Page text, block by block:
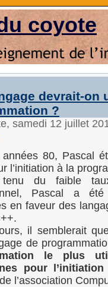
coyote
devrait-
?
samedi 12 juillet
80, Pascal
l’initiation à la
tenu du faible
Pascal a
en faveur des
il semblerait
de
le plus
pour
l’association